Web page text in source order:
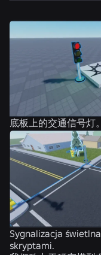
底板上的交通信号灯。
Sygnalizacja
skryptami.